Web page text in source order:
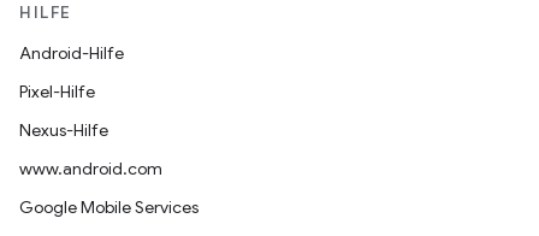
HILFE
Android-Hilfe
Pixel-Hilfe
Nexus-Hilfe
www.android.com
Google Mobile Services